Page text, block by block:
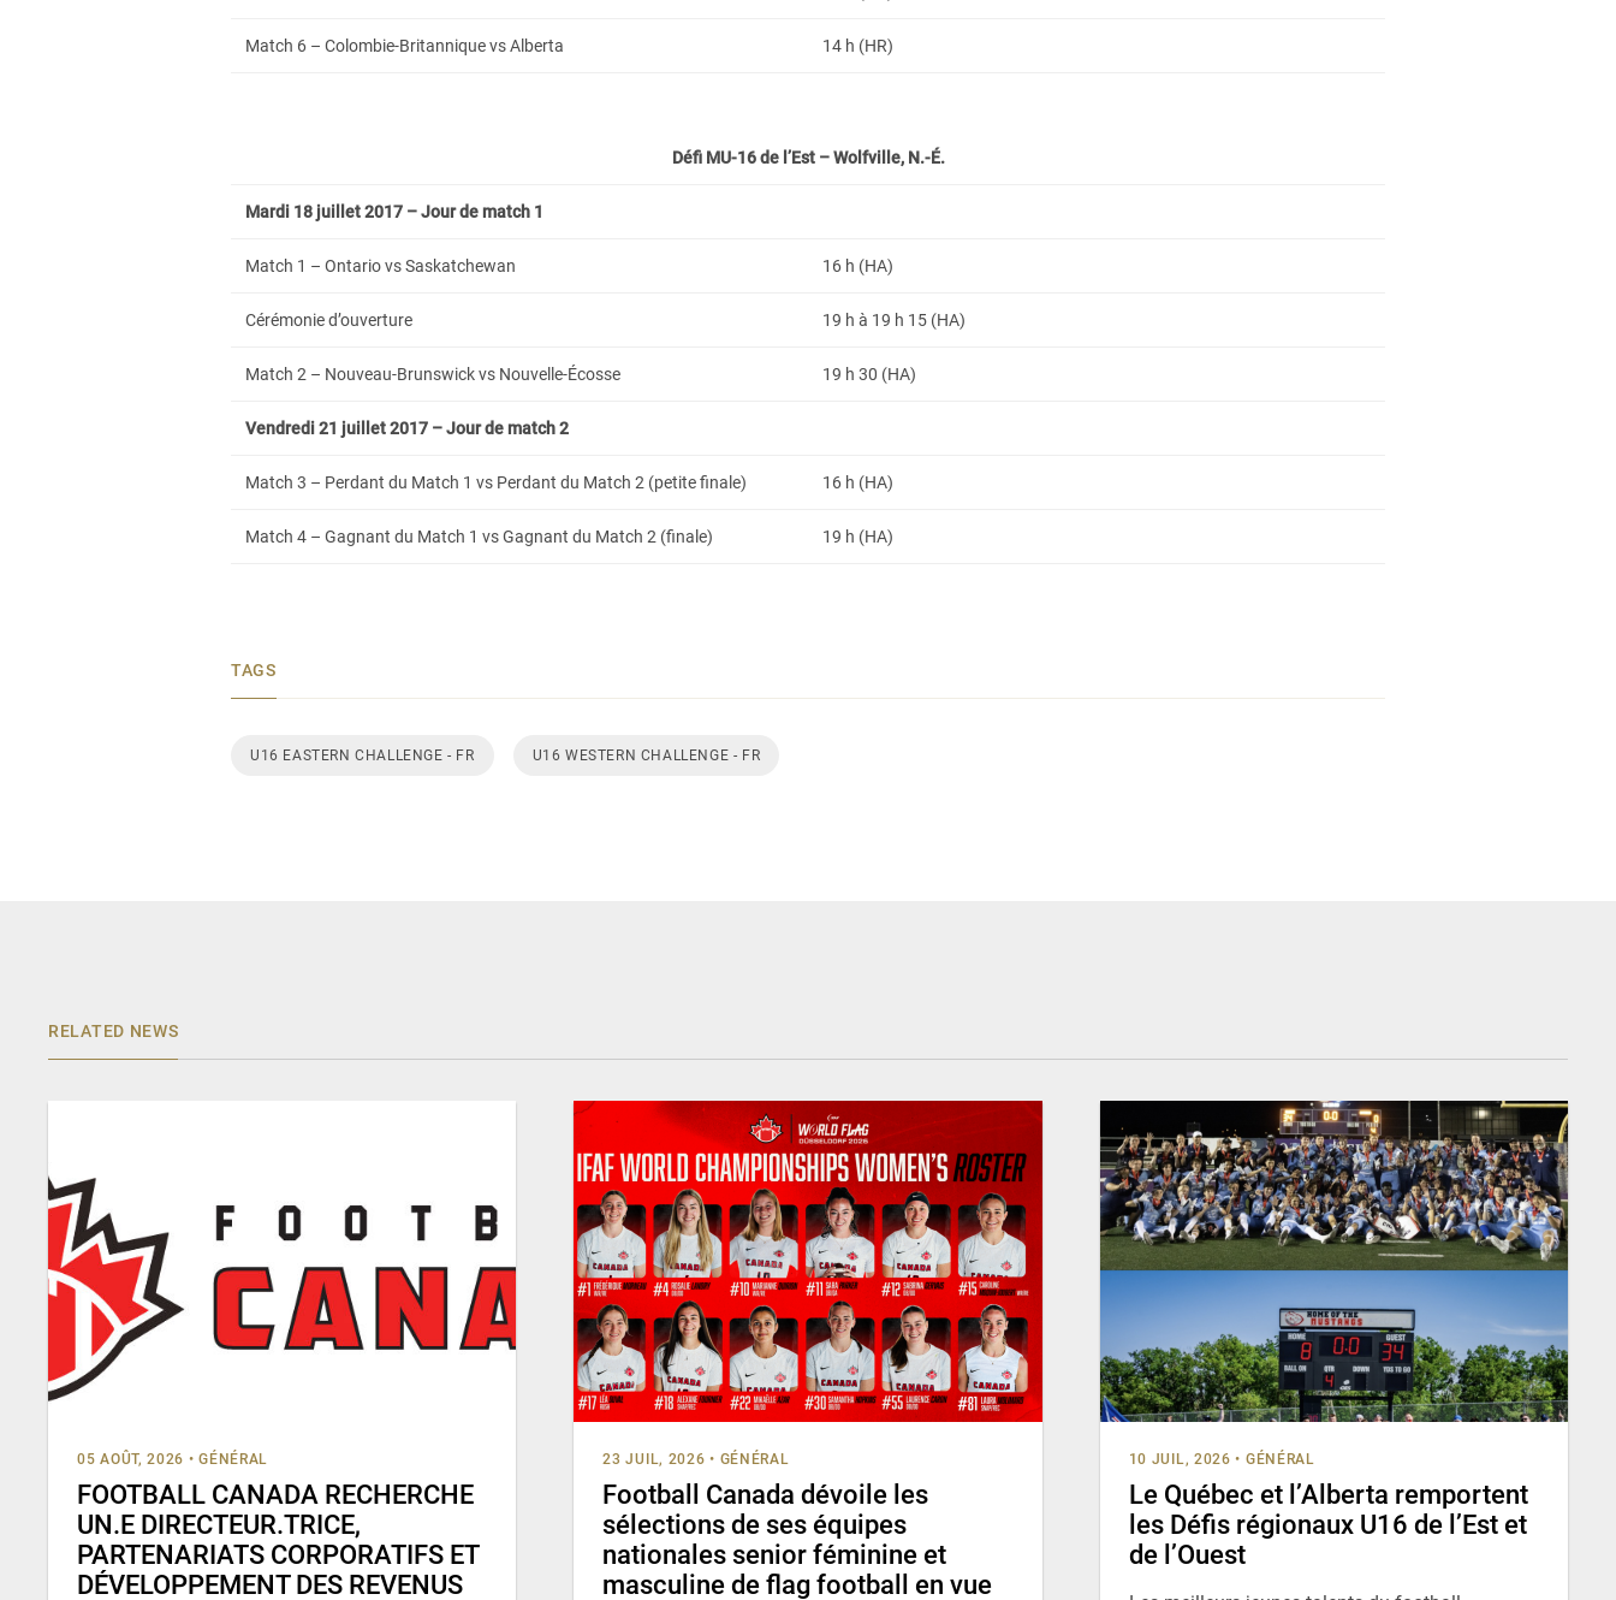
Match 6 – Colombie-Britannique vs Alberta 14 h (HR)
Défi MU-16 de l’Est – Wolfville, N.-É.
Mardi 18 juillet 2017 – Jour de match 1
Match 1 – Ontario vs Saskatchewan 16 h (HA)
Cérémonie d’ouverture 19 h à 19 h 15 (HA)
Match 2 – Nouveau-Brunswick vs Nouvelle-Écosse 19 h 30 (HA)
Vendredi 21 juillet 2017 – Jour de match 2
Match 3 – Perdant du Match 1 vs Perdant du Match 2 (petite finale) 16 h (HA)
Match 4 – Gagnant du Match 1 vs Gagnant du Match 2 (finale) 19 h (HA)
TAGS
U16 EASTERN CHALLENGE - FR U16 WESTERN CHALLENGE - FR
RELATED NEWS
05 AOÛT, 2026 • GÉNÉRAL
FOOTBALL CANADA RECHERCHE
UN.E DIRECTEUR.TRICE,
PARTENARIATS CORPORATIFS ET
DÉVELOPPEMENT DES REVENUS
23 JUIL, 2026 • GÉNÉRAL
Football Canada dévoile les
sélections de ses équipes
nationales senior féminine et
masculine de flag football en vue
10 JUIL, 2026 • GÉNÉRAL
Le Québec et l’Alberta remportent
les Défis régionaux U16 de l’Est et
de l’Ouest